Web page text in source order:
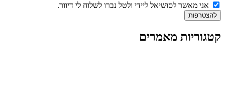
אני מאשר לסושיאל ליידי ולטל נברו לשלוח לי דיוור.
להצטרפות
קטגוריות מאמרים